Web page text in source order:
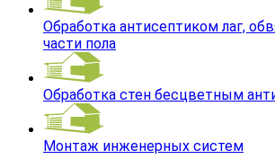
Обработка антисептиком лаг,
части пола
Обработка стен бесцветным
Монтаж инженерных систем